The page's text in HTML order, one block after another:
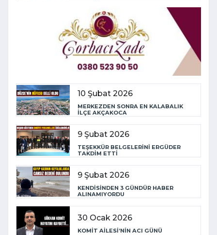
10 Şubat 2026
MERKEZDEN SONRA EN KALABALIK
İLÇE AKÇAKOCA
9 Şubat 2026
TEŞEKKÜR BELGELERİNİ ERGÜDER
TAKDİM ETTİ
9 Şubat 2026
KENDİSİNDEN 3 GÜNDÜR HABER
ALINAMIYORDU
30 Ocak 2026
KOMİT AİLESİ’NİN ACI GÜNÜ